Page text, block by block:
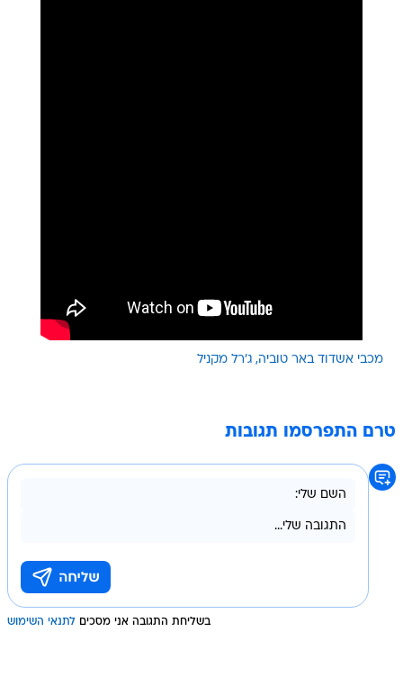
מכבי אשדוד באר טוביה ג'רל מקניל
טרם התפרסמו תגובות
בשליחת התגובה אני מסכים לתנאי השימוש